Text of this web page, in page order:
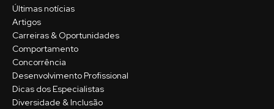
Últimas notícias
Artigos
Carreiras & Oportunidades
Comportamento
Concorrência
Desenvolvimento Profissional
Dicas dos Especialistas
Diversidade & Inclusão